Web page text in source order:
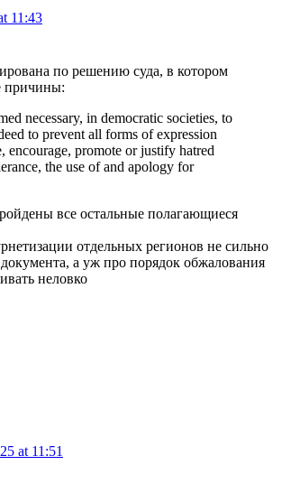
11:43
по решению суда, в котором
причины:
necessary, in democratic societies, to
to prevent all forms of expression
encourage, promote or justify hatred
the use of and apology for
все остальные полагающиеся
отдельных регионов не сильно
а уж про порядок обжалования
неловко
at 11:51